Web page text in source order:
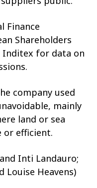
Finance
Shareholders
Inditex for data on
company used
mainly
land or sea
or efficient.
Inti Landauro;
Louise Heavens)